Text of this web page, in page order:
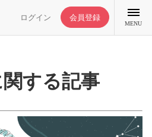
ログイン 会員登録
MENU
する記事